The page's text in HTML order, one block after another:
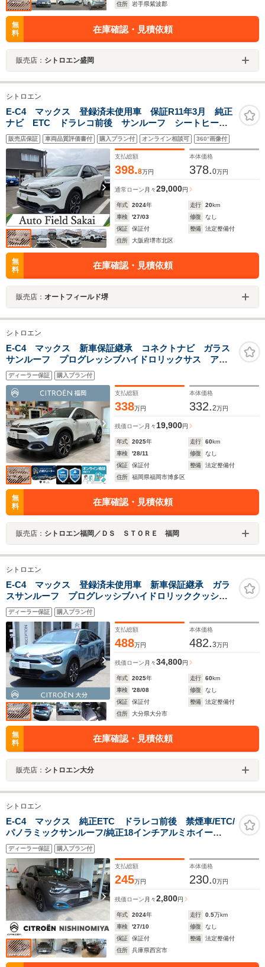
住所
岩手県紫波郡
無
料
在庫確認・見積依頼
販売店： シトロエン盛岡
シトロエン
E-C4 マックス 登録済未使用車 保証R11年3月 純正
ナビ ETC ドラレコ前後 サンルーフ シートヒータ
ー コーティング アクティブセーフティーブレーキ
アクティブクルーズコントロール ブラインドスポット
モニター
販売店保証 車両品質評価書付 購入プラン付 オンライン相談可 360°画像付
支払総額
398.8万円
本体価格
378.0万円
通常ローン 月々29,000円
年式 2024年 走行 20km
車検
'27/03 修復
なし
保証
保証付 整備
法定整備付
住所
大阪府堺市北区
無
料
在庫確認・見積依頼
販売店： オートフィールド堺
シトロエン
E-C4 マックス 新車保証継承 コネクトナビ ガラス
サンルーフ プログレッシブハイドロリックサス アド
バンストコンフォートシート シートヒーター アクテ
ィブクルコン 自動ハイビームLED 後カメラ
ディーラー保証 購入プラン付
支払総額
338万円
本体価格
332.2万円
残価ローン 月々 19,900円
年式 2025年 走行 60km
車検
'28/11 修復
なし
保証
保証付 整備
法定整備付
住所
福岡県福岡市博多区
無
料
在庫確認・見積依頼
販売店： シトロエン福岡／ＤＳ ＳＴＯＲＥ 福岡
シトロエン
E-C4 マックス 登録済未使用車 新車保証継承 ガラ
スサンルーフ プログレッシブハイドロリッククッショ
ン アドバンストコンフォートシート シートヒータ
ー アクティブクルコン 自動ハイビームLED 後カメ
ラ
ディーラー保証 購入プラン付
支払総額
488万円
本体価格
482.3万円
残価ローン 月々34,800円
年式 2025年 走行 60km
車検
'28/08 修復
なし
保証
保証付 整備
法定整備付
住所
大分県大分市
無
料
在庫確認・見積依頼
販売店： シトロエン大分
シトロエン
E-C4 マックス 純正ETC ドラレコ前後 禁煙車/ETC/
パノラミックサンルーフ/純正18インチアルミホイー
ル/LEDヘッドライト/クルーズコントロール/フロントシー
トヒーター/ブラインドスポットモニター/
ディーラー保証 購入プラン付
支払総額
245万円
本体価格
230.0万円
残価ローン 月々2,800円
年式 2024年 走行 0.5万km
車検
'27/10 修復
なし
保証
保証付 整備
法定整備付
住所
兵庫県西宮市